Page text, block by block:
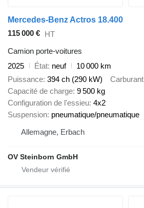
Mercedes-Benz Actros 18.400
115 000 € HT
Camion porte-voitures
2025
État neuf
10 000 km
Puissance 394 ch (290 kW) Carburant
Capacité de charge 9 500 kg
Configuration de l'essieu 4x2
Suspension pneumatique/pneumatique
Allemagne, Erbach
OV Steinborn GmbH